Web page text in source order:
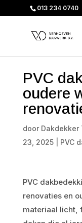
013 234 0740
PVC
oudere
door Dakdekker
23, 2025| PVC
PVC
renovaties en
materiaal licht,